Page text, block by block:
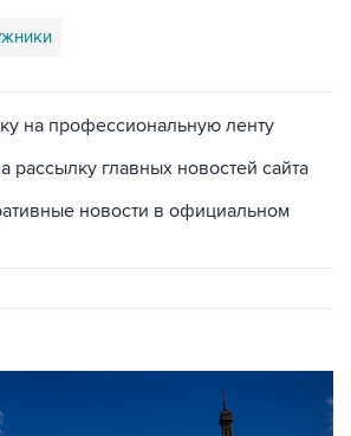
на профессиональную ленту
рассылку главных новостей сайта
новости в официальном